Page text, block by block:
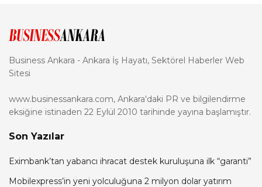
Business Ankara - Ankara İş Hayatı, Sektörel Haberler Web
Sitesi
www.businessankara.com, Ankara'daki PR ve bilgilendirme
eksiğine istinaden 22 Eylül 2010 tarihinde yayına başlamıştır.
Son Yazılar
Eximbank’tan yabancı ihracat destek kuruluşuna ilk “garanti”
Mobilexpress’in yeni yolculuğuna 2 milyon dolar yatırım